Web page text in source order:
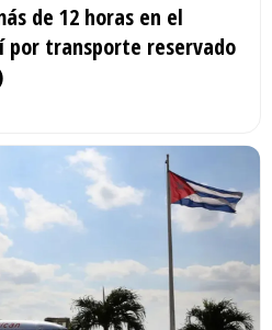
de 12 horas en el
por transporte reservado